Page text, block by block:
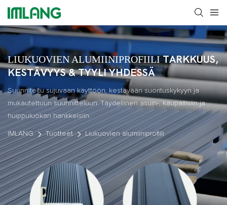
LIUKUOVIEN ALUMIINIPROFIILITARKKUUS,
KESTÄVYYS & TYYLI YHDESSÄ
Suunniteltu sujuvaan käyttöön, kestävään suorituskykyyn ja
mukautettuun suunnitteluun. Täydellinen asuin-, kaupallisiin ja
huippuluokan hankkeisiin.
IMLANG Tuotteet Liukuovien alumiiniprofiili